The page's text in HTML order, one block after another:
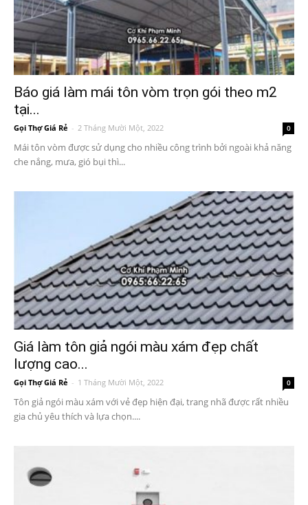
Báo giá làm mái tôn vòm trọn gói theo m2
tại...
Gọi Thợ Giá Rẻ - 2 Tháng Mười Một, 2022 0
Mái tôn vòm được sử dụng cho nhiều công trình bởi ngoài khả năng
che nắng, mưa, gió bụi thì...
Giá làm tôn giả ngói màu xám đẹp chất
lượng cao...
Gọi Thợ Giá Rẻ - 1 Tháng Mười Một, 2022 0
Tôn giả ngói màu xám với vẻ đẹp hiện đại, trang nhã được rất nhiều
gia chủ yêu thích và lựa chọn....